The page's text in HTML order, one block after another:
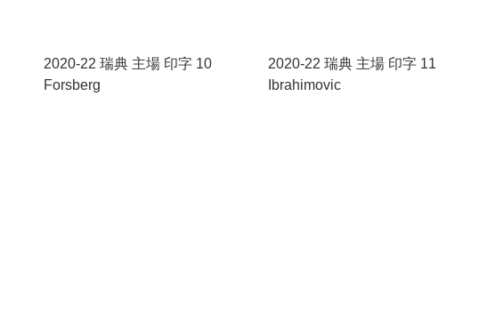
2020-22 瑞典 主場 印字 10
Forsberg
2020-22 瑞典 主場 印字 11
Ibrahimovic